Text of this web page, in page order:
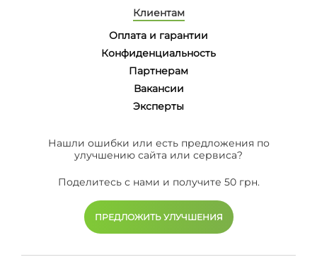
Клиентам
Оплата и гарантии
Конфиденциальность
Партнерам
Вакансии
Эксперты
Нашли ошибки или есть предложения по
улучшению сайта или сервиса?
Поделитесь с нами и получите 50 грн.
ПРЕДЛОЖИТЬ УЛУЧШЕНИЯ